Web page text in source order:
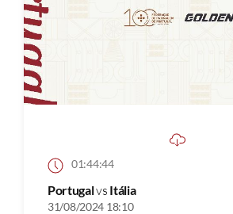
01:44:44
Portugalvs Itália
31/08/2024 18:10